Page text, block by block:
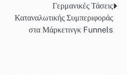
Γερμανικές Τάσεις
Καταναλωτικής Συμπεριφοράς
στα Μάρκετινγκ Funnels